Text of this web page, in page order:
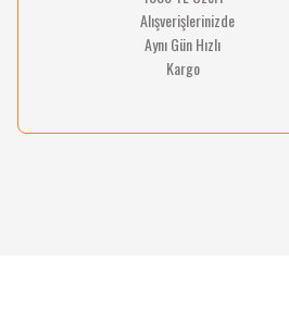
Alışverişlerinizde
Aynı Gün Hızlı
Kargo